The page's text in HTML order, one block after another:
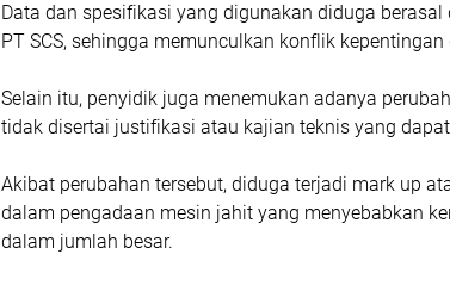
Data dan spesifikasi yang digunakan diduga berasal
PT SCS, sehingga memunculkan konflik
Selain itu, penyidik juga menemukan adanya
tidak disertai justifikasi atau kajian teknis yang
Akibat perubahan tersebut, diduga terjadi mark up
dalam pengadaan mesin jahit yang menyebabkan
dalam jumlah besar.